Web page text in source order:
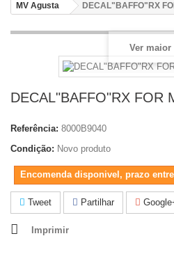
MV Agusta
DECAL"BAFFO"RX
Ver maior
DECAL"BAFFO"RX FOR
Referência: 8000B9040
Condição: Novo produto
Encomenda disponivel, prazo
Tweet Partilhar
Imprimir